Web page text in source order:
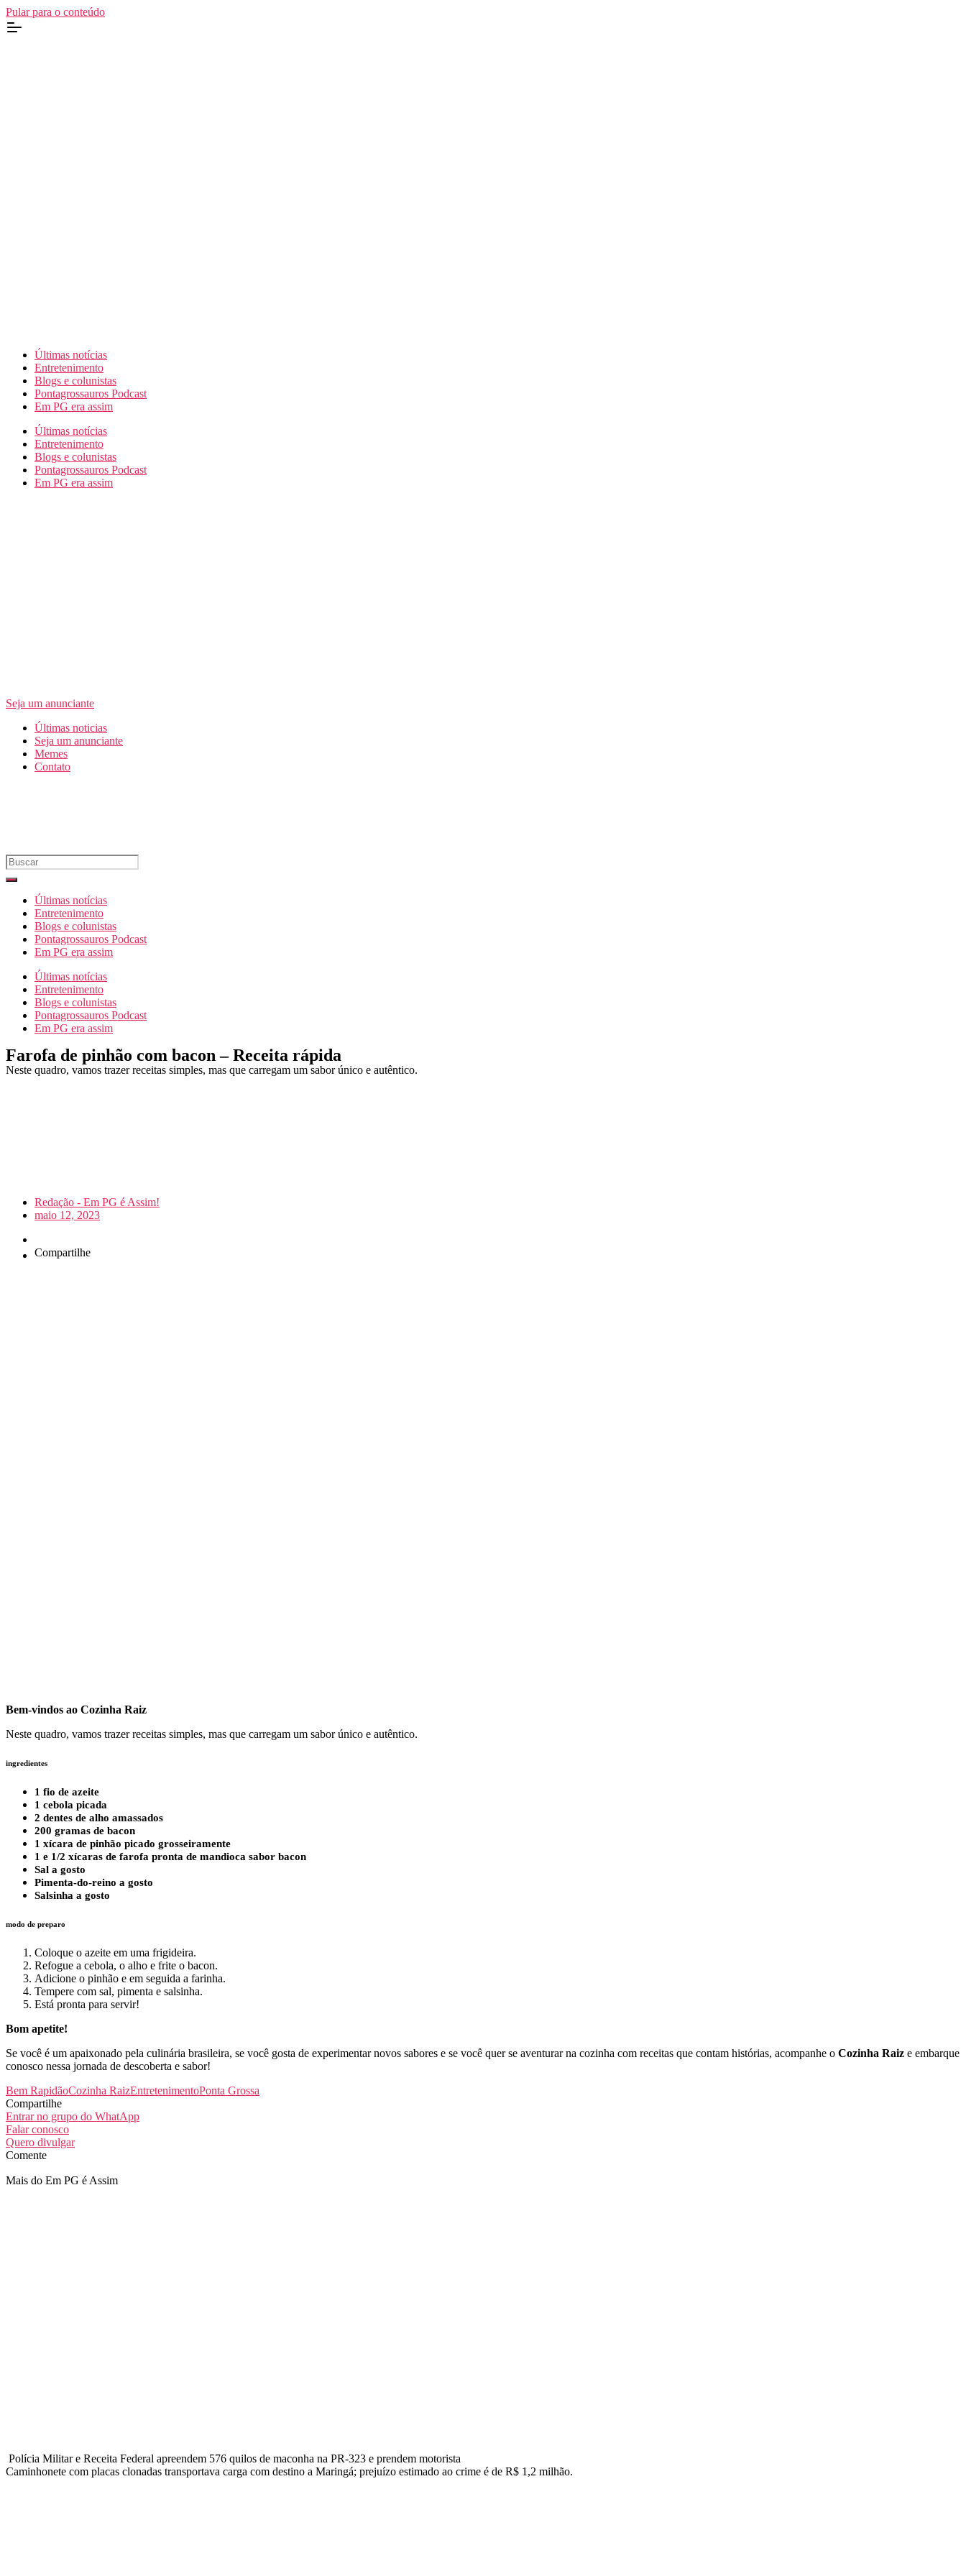
Pular para o conteúdo
Últimas notícias
Entretenimento
Blogs e colunistas
Pontagrossauros Podcast
Em PG era assim
Últimas notícias
Entretenimento
Blogs e colunistas
Pontagrossauros Podcast
Em PG era assim
Seja um anunciante
Últimas noticias
Seja um anunciante
Memes
Contato
Últimas notícias
Entretenimento
Blogs e colunistas
Pontagrossauros Podcast
Em PG era assim
Últimas notícias
Entretenimento
Blogs e colunistas
Pontagrossauros Podcast
Em PG era assim
Farofa de pinhão com bacon – Receita rápida
Neste quadro, vamos trazer receitas simples, mas que carregam um sabor único e autêntico.
Redação - Em PG é Assim!
maio 12, 2023
Compartilhe
Bem-vindos ao Cozinha Raiz
Neste quadro, vamos trazer receitas simples, mas que carregam um sabor único e autêntico.
ingredientes
1 fio de azeite
1 cebola picada
2 dentes de alho amassados
200 gramas de bacon
1 xícara de pinhão picado grosseiramente
1 e 1/2 xícaras de farofa pronta de mandioca sabor bacon
Sal a gosto
Pimenta-do-reino a gosto
Salsinha a gosto
modo de preparo
Coloque o azeite em uma frigideira.
Refogue a cebola, o alho e frite o bacon.
Adicione o pinhão e em seguida a farinha.
Tempere com sal, pimenta e salsinha.
Está pronta para servir!
Bom apetite!
Se você é um apaixonado pela culinária brasileira, se você gosta de experimentar novos sabores e se você quer se aventurar na cozinha com receitas que contam histórias, acompanhe o Cozinha Raiz e embarque
conosco nessa jornada de descoberta e sabor!
Bem RapidãoCozinha RaizEntretenimentoPonta Grossa
Compartilhe
Entrar no grupo do WhatApp
Falar conosco
Quero divulgar
Comente
Mais do Em PG é Assim
Polícia Militar e Receita Federal apreendem 576 quilos de maconha na PR-323 e prendem motorista
Caminhonete com placas clonadas transportava carga com destino a Maringá; prejuízo estimado ao crime é de R$ 1,2 milhão.